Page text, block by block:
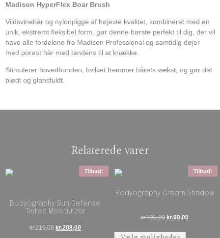
Madison HyperFlex Boar Brush
Vildsvinehår og nylonpigge af højeste kvalitet, kombineret med en
unik, ekstremt fleksibel form, gør denne børste perfekt til dig, der vil
have alle fordelene fra Madison Professional og samtidig døjer
med porøst hår med tendens til at knække.
Stimulerer hovedbunden, hvilket fremmer hårets vækst, og gør det
blødt og glansfuldt.
Relaterede varer
Tilbud!
Bodyography Sun Defense
Tinted Moisturizer
kr.219,00 Den oprindelige pris var: kr.219,00.
kr.208,00
Tilbud!
Bodyography Cream Shadow
kr.129,00 Den oprindelige
kr.99,00